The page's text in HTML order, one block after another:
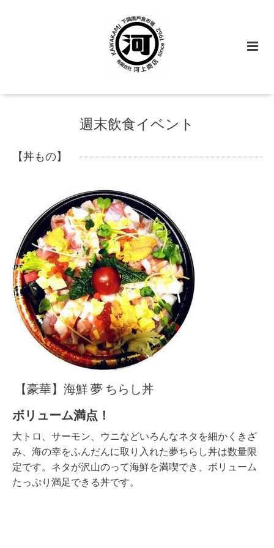
週末飲食イベント
【丼もの】
【豪華】海鮮 夢 ちらし丼
ボリューム満点！
大トロ、サーモン、ウニなどいろんなネタを細かくきざ
み、海の幸をふんだんに取り入れた夢ちらし丼は数量限
定です。ネタが沢山のって海鮮を満喫でき、ボリューム
たっぷり満足できる丼です。